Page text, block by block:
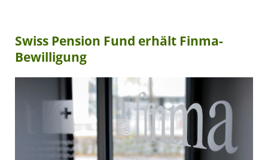
Swiss Pension Fund erhält Finma-
Bewilligung